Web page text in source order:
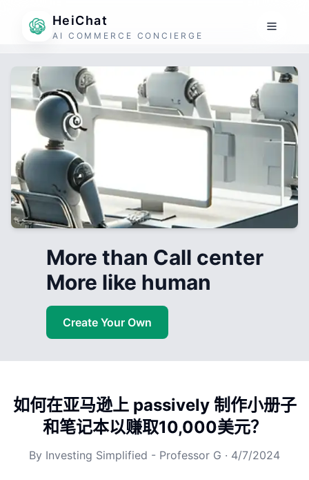
HeiChat
AI COMMERCE CONCIERGE
More than Call center
More like human
Create Your Own
如何在亚马逊上 passively 制作小册子
和笔记本以赚取10,000美元？
By Investing Simplified - Professor G · 4/7/2024